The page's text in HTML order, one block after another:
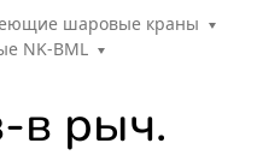
шаровые краны
NK-BML
в рыч.